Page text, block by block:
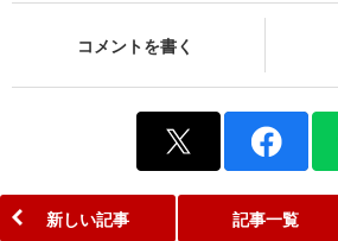
コメントを書く
新しい記事 記事一覧